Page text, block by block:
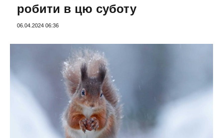
робити в цю суботу
06.04.2024 06:36